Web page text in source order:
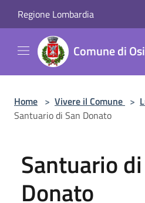
Regione Lombardia
Comune di
Home > Vivere il Comune >
Santuario di San Donato
Santuario
Donato